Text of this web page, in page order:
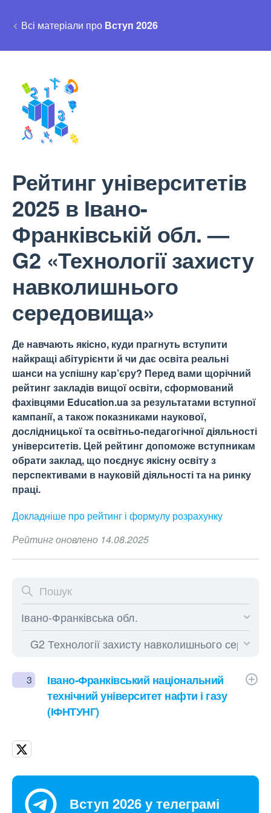
Всі матеріали про Вступ 2026
Рейтинг університетів
2025 в Івано-
Франківській обл. —
G2 «Технології захисту
навколишнього
середовища»
Де навчають якісно, куди прагнуть вступити
найкращі абітурієнти й чи дає освіта реальні
шанси на успішну кар’єру? Перед вами щорічний
рейтинг закладів вищої освіти, сформований
фахівцями Education.ua за результатами вступної
кампанії, а також показниками наукової,
дослідницької та освітньо-педагогічної діяльності
університетів. Цей рейтинг допоможе вступникам
обрати заклад, що поєднує якісну освіту з
перспективами в науковій діяльності та на ринку
праці.
Докладніше про рейтинг і формулу розрахунку
Рейтинг оновлено 14.08.2025
3
Івано-Франківський національний
технічний університет нафти і газу
(ІФНТУНГ)
Вступ 2026 у телеграмі